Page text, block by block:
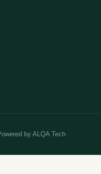
by ALQA Tech